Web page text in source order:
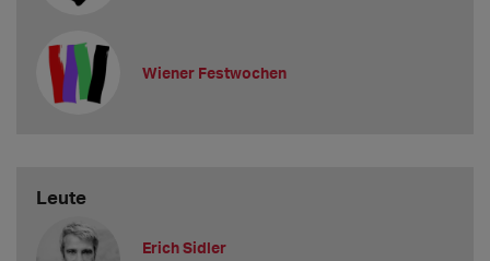
Wiener Festwochen
Leute
Erich Sidler